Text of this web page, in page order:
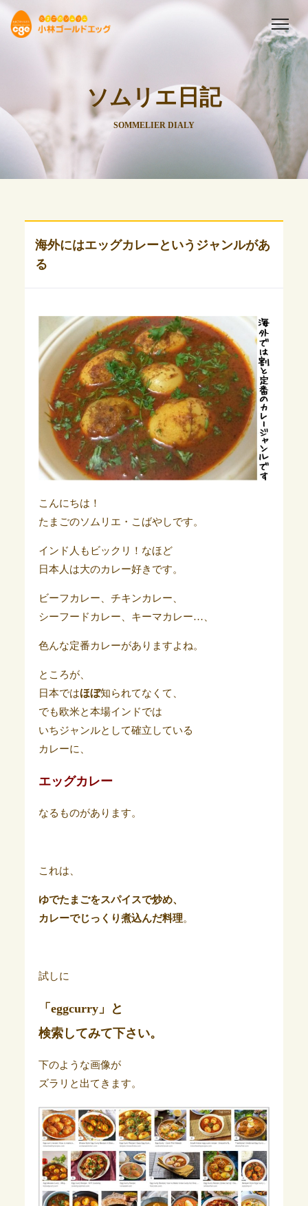
ソムリエ日記
SOMMELIER DIALY
海外にはエッグカレーというジャンルがあ
る
こんにちは！
たまごのソムリエ・こばやしです。
インド人もビックリ！なほど
日本人は大のカレー好きです。
ビーフカレー、チキンカレー、
シーフードカレー、キーマカレー…、
色んな定番カレーがありますよね。
ところが、
日本ではほぼ知られてなくて、
でも欧米と本場インドでは
いちジャンルとして確立している
カレーに、
エッグカレー
なるものがあります。
これは、
ゆでたまごをスパイスで炒め、
カレーでじっくり煮込んだ料理。
試しに
「eggcurry」と
検索してみて下さい。
下のような画像が
ズラリと出てきます。